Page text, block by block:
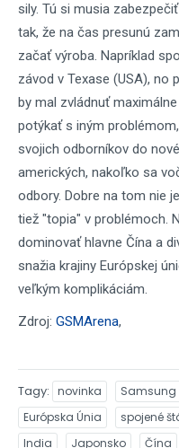
sily. Tú si musia
tak, že na čas presunú
začať výroba. Napríklad
závod v Texase (USA), no
by mal zvládnuť
potýkať s iným
svojich odborníkov do
amerických, nakoľko sa
odbory. Dobre na tom nie
tiež "topia" v problémoch.
dominovať hlavne Čína a
snažia krajiny Európskej
veľkým komplikáciám.
Zdroj: GSMArena,
Tagy novinka Samsung
Európska Únia
spojené
India
Japonsko Čína